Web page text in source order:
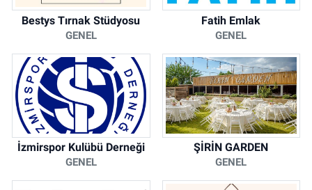
Bestys Tırnak Stüdyosu
GENEL
Fatih Emlak
GENEL
İzmirspor Kulübü Derneği
GENEL
ŞİRİN GARDEN
GENEL